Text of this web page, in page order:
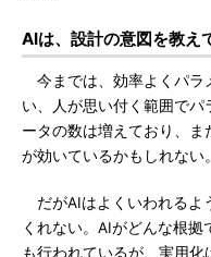
AIは、設計の意図を教え
今までは、効率よくパラ
い、人が思い付く範囲で
ータの数は増えており、
が効いているかもしれない
だがAIはよくいわれるよ
くれない。AIがどんな根
も行われているが、実用化